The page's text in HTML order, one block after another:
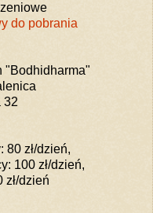
do pobrania
"Bodhidharma"
32
80 zł/dzień,
100 zł/dzień,
zł/dzień